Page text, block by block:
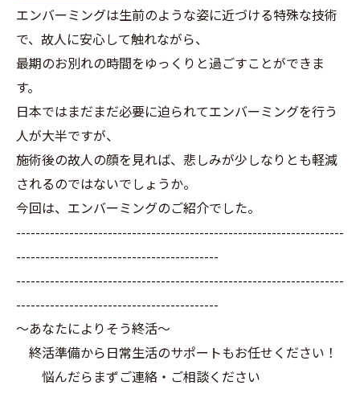
エンバーミングは生前のような姿に近づける特殊な技術
で、故人に安心して触れながら、
最期のお別れの時間をゆっくりと過ごすことができま
す。
日本ではまだまだ必要に迫られてエンバーミングを行う
人が大半ですが、
施術後の故人の顔を見れば、悲しみが少しなりとも軽減
されるのではないでしょうか。
今回は、エンバーミングのご紹介でした。
--------------------------------------------------------------------
------------------------------------------
--------------------------------------------------------------------
------------------------------------------
～あなたによりそう終活～
終活準備から日常生活のサポートもお任せください！
悩んだらまずご連絡・ご相談ください